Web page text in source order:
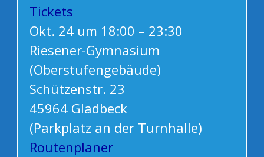
Tickets
Okt. 24 um 18:00 – 23:30
Riesener-Gymnasium
(Oberstufengebäude)
Schützenstr. 23
45964 Gladbeck
(Parkplatz an der Turnhalle)
Routenplaner